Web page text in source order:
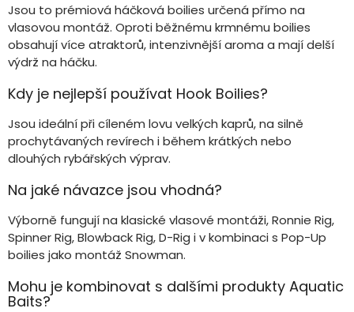
Jsou to prémiová háčková boilies určená přímo na
vlasovou montáž. Oproti běžnému krmnému boilies
obsahují více atraktorů, intenzivnější aroma a mají delší
výdrž na háčku.
Kdy je nejlepší používat Hook Boilies?
Jsou ideální při cíleném lovu velkých kaprů, na silně
prochytávaných revírech i během krátkých nebo
dlouhých rybářských výprav.
Na jaké návazce jsou vhodná?
Výborně fungují na klasické vlasové montáži, Ronnie Rig,
Spinner Rig, Blowback Rig, D-Rig i v kombinaci s Pop-Up
boilies jako montáž Snowman.
Mohu je kombinovat s dalšími produkty Aquatic
Baits?